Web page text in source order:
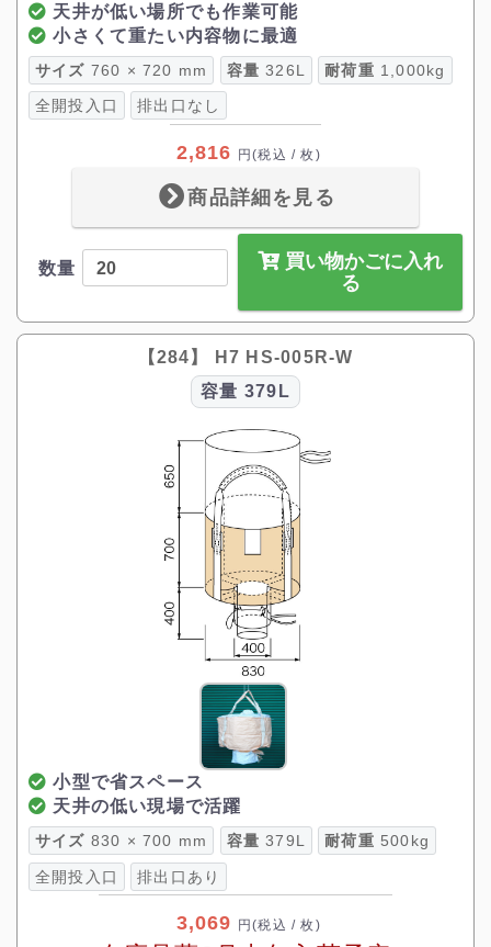
天井が低い場所でも作業可能
小さくて重たい内容物に最適
サイズ 760 × 720 mm 容量 326L 耐荷重 1,000kg
全開投入口 排出口なし
2,816 円(税込 / 枚)
商品詳細を見る
数量
買い物かごに入れ
る
【284】 H7 HS-005R-W
容量 379L
小型で省スペース
天井の低い現場で活躍
サイズ 830 × 700 mm 容量 379L 耐荷重 500kg
全開投入口 排出口あり
3,069 円(税込 / 枚)